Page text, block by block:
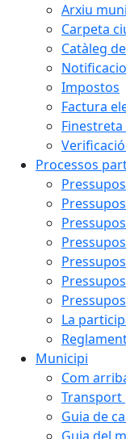
Arxiu
Carpeta
Catàleg
Impostos
Factura
Finestreta
Processos
La
Municipi
Com
Transport
Guia de